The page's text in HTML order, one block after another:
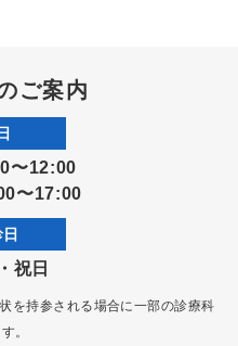
ご案内
〜12:00
〜17:00
祝日
を持参される場合に一部の診療科
。